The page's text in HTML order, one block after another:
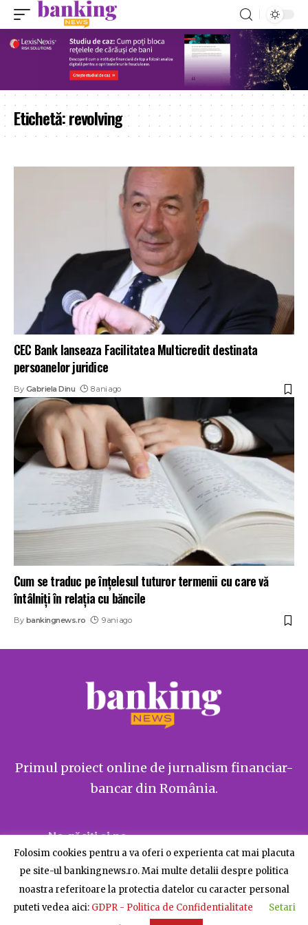
Etichetă:revolving
CEC Bank lanseaza Facilitatea Multicredit destinata
persoanelor juridice
By Gabriela Dinu 8 ani ago
Cum se traduc pe înțelesul tuturor termenii cu care vă
întâlniți în relația cu băncile
By bankingnews.ro 9 ani ago
Primul proiect online de jurnalism financiar-
bancar din România.
Ne găsiți și pe
Despre BankingNews Contact Publicitate
Folosim cookies pentru a va oferi o experienta cat mai placuta
pe site-ul bankingnews.ro. Mai multe detalii despre politica
noastra referitoare la protectia datelor cu caracter personal
puteti vedea aici: GDPR - Politica de Confidentialitate
Setari